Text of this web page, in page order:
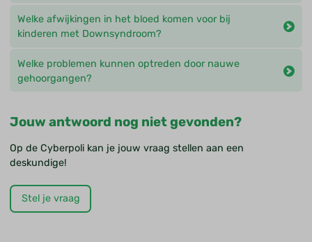
Welke afwijkingen in het bloed komen voor bij
kinderen met Downsyndroom?
Welke problemen kunnen optreden door nauwe
gehoorgangen?
Jouw antwoord nog niet gevonden?
Op de Cyberpoli kan je jouw vraag stellen aan een
deskundige!
Stel je vraag